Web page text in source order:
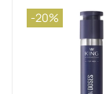
-20%